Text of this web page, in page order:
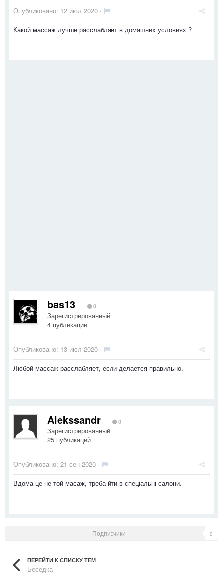
Опубликовано: 12 июл 2020 ·
Какой массаж лучше расслабляет в домашних условиях ?
bas13 0
Зарегистрированный
4 публикации
Опубликовано: 13 июл 2020 ·
Любой массаж расслабляет, если делается правильно.
Alekssandr 0
Зарегистрированный
25 публикаций
Опубликовано: 21 сен 2020 ·
Вдома це не той масаж, треба йти в спеціальні салони.
Подписчики 0
ПЕРЕЙТИ К СПИСКУ ТЕМ
Беседка